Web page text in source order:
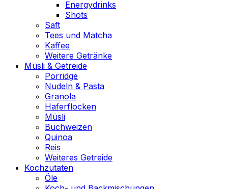
Energydrinks
Shots
Saft
Tees und Matcha
Kaffee
Weitere Getränke
Müsli & Getreide
Porridge
Nudeln & Pasta
Granola
Haferflocken
Müsli
Buchweizen
Quinoa
Reis
Weiteres Getreide
Kochzutaten
Öle